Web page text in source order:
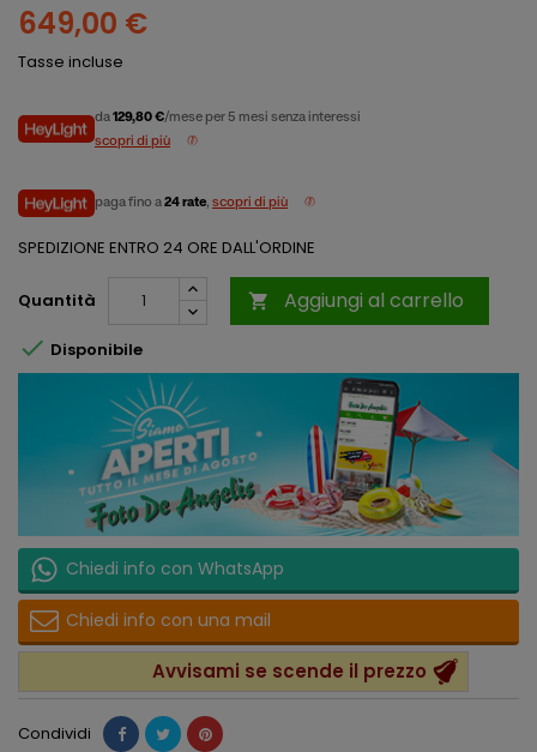
649,00 €
Tasse incluse
da129,80 €/mese per 5 mesi senza interessi
scopri di più
paga fino a24 rate, scopri di più
SPEDIZIONE ENTRO 24 ORE DALL'ORDINE
Quantità  Aggiungi al carrello
 Disponibile
Chiedi info con WhatsApp
Chiedi info con una mail
Avvisami se scende il prezzo
Condividi